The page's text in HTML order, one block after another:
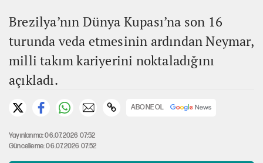
Brezilya’nın Dünya Kupası’na son 16
turunda veda etmesinin ardından Neymar,
milli takım kariyerini noktaladığını
açıkladı.
ABONE OL
Yayınlanma: 06.07.2026 07:52
Güncelleme: 06.07.2026 07:52